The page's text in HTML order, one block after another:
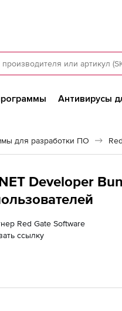
Антивирусы
для разработки ПО
Developer
Red Gate Software
ссылку